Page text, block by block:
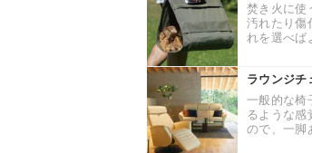
焚き火に使
汚れたり傷
れを選べば
ラウンジチ
一般的な椅
るような感
ので、一脚